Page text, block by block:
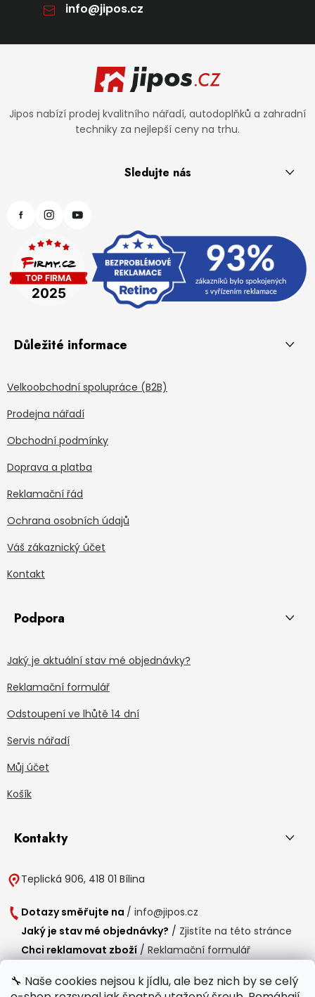
🔧 Naše cookies nejsou k jídlu, ale bez nich by se celý
info@jipos.cz
Zápatí
Jipos nabízí prodej kvalitního nářadí, autodoplňků a zahradní
techniky za nejlepší ceny na trhu.
Sledujte nás
Důležité informace
Velkoobchodní spolupráce (B2B)
Prodejna nářadí
Obchodní podmínky
Doprava a platba
Reklamační řád
Ochrana osobních údajů
Váš zákaznický účet
Kontakt
Podpora
Jaký je aktuální stav mé objednávky?
Reklamační formulář
Odstoupení ve lhůtě 14 dní
Servis nářadí
Můj účet
Košík
Kontakty
Teplická 906, 418 01 Bílina
Dotazy směřujte na / info@jipos.cz
Jaký je stav mé objednávky? / Zjistíte na této stránce
Chci reklamovat zboží / Reklamační formulář